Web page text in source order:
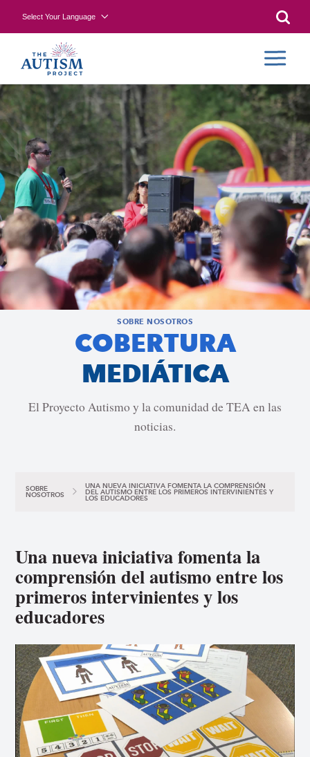
Select Your Language
SOBRE NOSOTROS
COBERTURA
MEDIÁTICA
El Proyecto Autismo y la comunidad de TEA en las
noticias.
SOBRE
NOSOTROS
UNA NUEVA INICIATIVA FOMENTA LA COMPRENSIÓN
DEL AUTISMO ENTRE LOS PRIMEROS INTERVINIENTES Y
LOS EDUCADORES
Una nueva iniciativa fomenta la
comprensión del autismo entre los
primeros intervinientes y los
educadores